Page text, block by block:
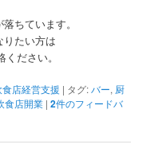
ちています。
りたい方は
ださい。
店経営支援 | タグ:バー, 厨
食店開業 |2件のフィードバ